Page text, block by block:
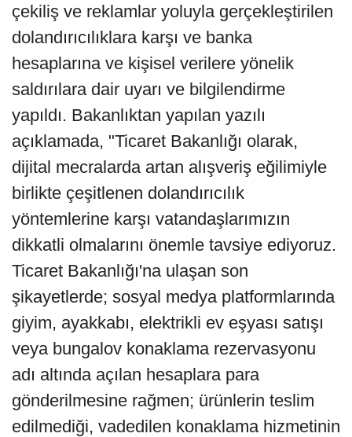
çekiliş ve reklamlar yoluyla gerçekleştirilen
dolandırıcılıklara karşı ve banka
hesaplarına ve kişisel verilere yönelik
saldırılara dair uyarı ve bilgilendirme
yapıldı. Bakanlıktan yapılan yazılı
açıklamada, "Ticaret Bakanlığı olarak,
dijital mecralarda artan alışveriş eğilimiyle
birlikte çeşitlenen dolandırıcılık
yöntemlerine karşı vatandaşlarımızın
dikkatli olmalarını önemle tavsiye ediyoruz.
Ticaret Bakanlığı'na ulaşan son
şikayetlerde; sosyal medya platformlarında
giyim, ayakkabı, elektrikli ev eşyası satışı
veya bungalov konaklama rezervasyonu
adı altında açılan hesaplara para
gönderilmesine rağmen; ürünlerin teslim
edilmediği, vadedilen konaklama hizmetinin